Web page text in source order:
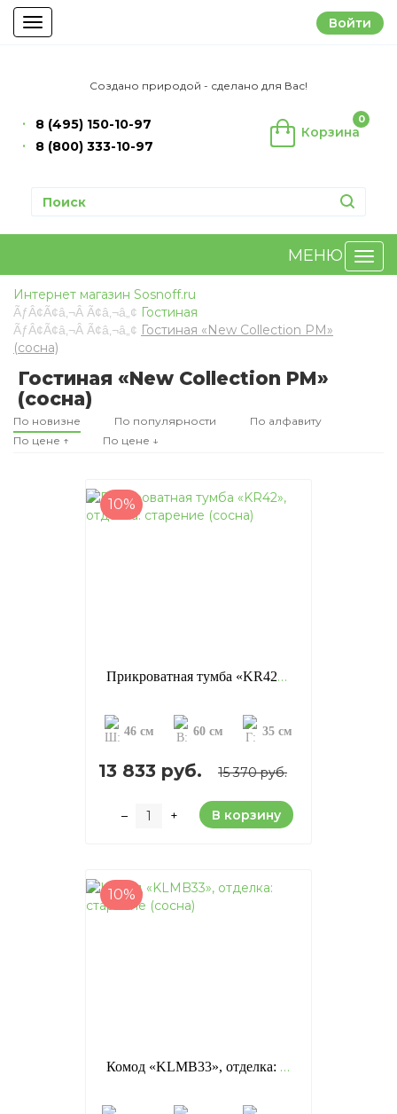
Toggle
navigation
Войти
Создано природой - сделано для Вас!
Корзина
0
8 (495) 150-10-97
8 (800) 333-10-97
МЕНЮ
Интернет магазин Sosnoff.ru
Гостиная
Гостиная «New Collection PM»
(сосна)
Гостиная «New Collection PM»
(сосна)
По новизне По популярности
По алфавиту
По цене ↑
По цене ↓
10%
Прикроватная тумба «KR42», отделка: старение (сосна)
46 см 60 см 35 см
13 833 руб. 15 370 руб.
– + В корзину
10%
Комод «KLMB33», отделка: старение (сосна)